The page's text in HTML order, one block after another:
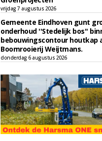
vrijdag 7 augustus 2026
Gemeente Eindhoven gunt
onderhoud ''Stedelijk bos''
bebouwingscontour houtkap
Boomrooierij Weijtmans.
donderdag 6 augustus 2026